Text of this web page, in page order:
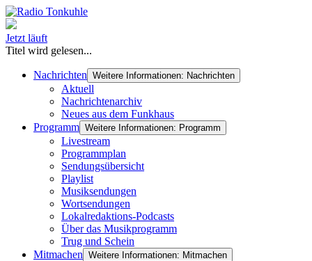
Jetzt läuft
Titel wird gelesen...
Nachrichten Weitere Informationen: Nachrichten
Aktuell
Nachrichtenarchiv
Neues aus dem Funkhaus
Programm Weitere Informationen: Programm
Livestream
Programmplan
Sendungsübersicht
Playlist
Musiksendungen
Wortsendungen
Lokalredaktions-Podcasts
Über das Musikprogramm
Trug und Schein
Mitmachen Weitere Informationen: Mitmachen